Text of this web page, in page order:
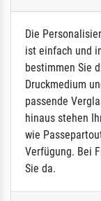
Die
ist einfach und
bestimmen Sie
Druckmedium
passende
hinaus stehen
wie
Verfügung. Bei
Sie da.